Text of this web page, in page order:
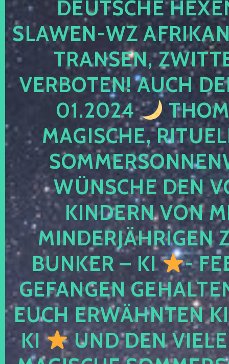
DEUTSCHE
SLAWEN-WZ
TRANSEN,
VERBOTEN! AUCH
01.2024
MAGISCHE,
WÜNSCHE DEN
KINDERN VON
MINDERJÄHRIGEN
BUNKER – KI
-
GEFANGEN
EUCH ERWÄHNTEN
KI
UND DEN